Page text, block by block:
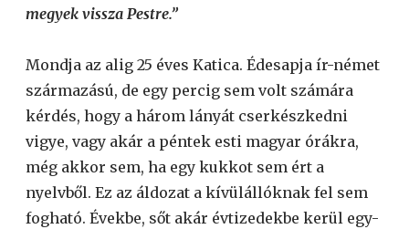
megyek vissza Pestre.”
Mondja az alig 25 éves Katica. Édesapja ír-német
származású, de egy percig sem volt számára
kérdés, hogy a három lányát cserkészkedni
vigye, vagy akár a péntek esti magyar órákra,
még akkor sem, ha egy kukkot sem ért a
nyelvből. Ez az áldozat a kívülállóknak fel sem
fogható. Évekbe, sőt akár évtizedekbe kerül egy-